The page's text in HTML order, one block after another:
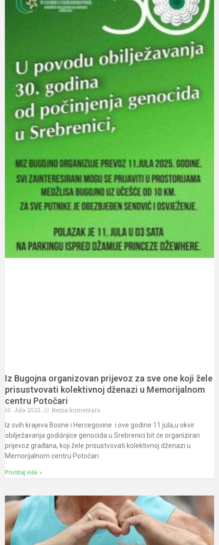
Iz Bugojna organizovan prijevoz za sve one koji žele
prisustvovati kolektivnoj dženazi u Memorijalnom
centru Potočari
10. Jula 2025.
Nema komentara
Iz svih krajeva Bosne i Hercegovine i ove godine 11.jula,u okvir
obilježavanja godišnjice genocida u Srebrenici bit će organiziran
prijevoz građana, koji žele prisustvovati kolektivnoj dženazi u
Memorijalnom centru Potočari.
Pročitaj više »